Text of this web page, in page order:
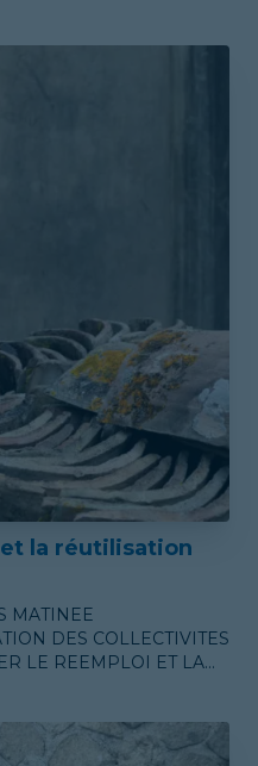
la réutilisation
MATINEE
DES COLLECTIVITES
LE REEMPLOI ET LA